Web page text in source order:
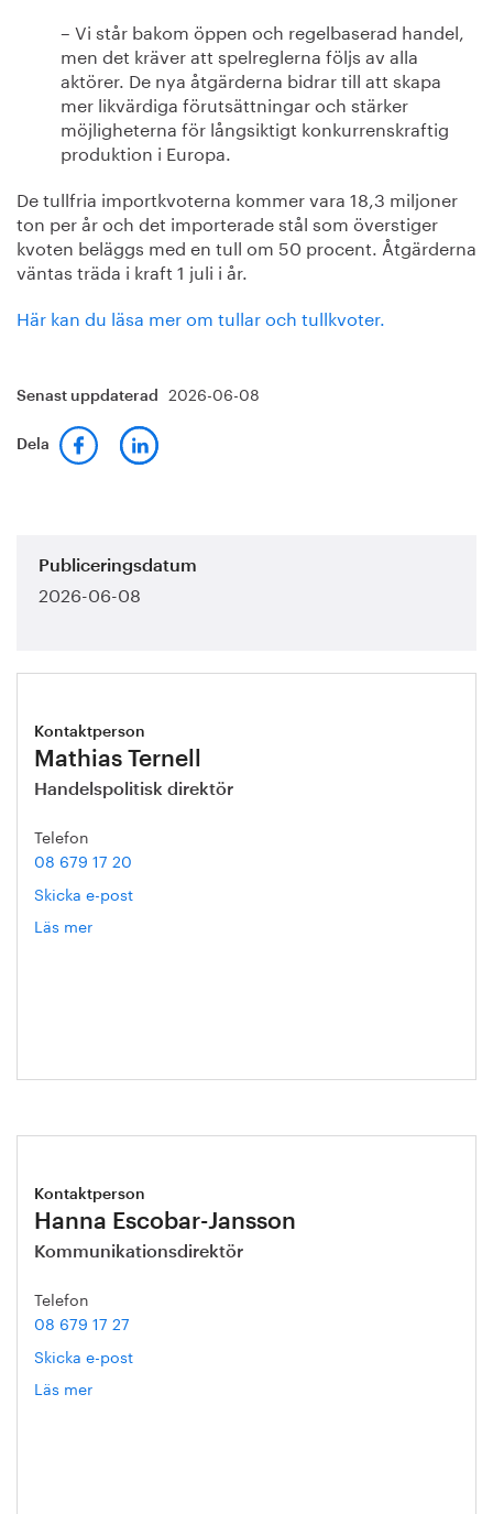
– Vi står bakom öppen och regelbaserad handel,
men det kräver att spelreglerna följs av alla
aktörer. De nya åtgärderna bidrar till att skapa
mer likvärdiga förutsättningar och stärker
möjligheterna för långsiktigt konkurrenskraftig
produktion i Europa.
De tullfria importkvoterna kommer vara 18,3 miljoner
ton per år och det importerade stål som överstiger
kvoten beläggs med en tull om 50 procent. Åtgärderna
väntas träda i kraft 1 juli i år.
Här kan du läsa mer om tullar och tullkvoter.
Senast uppdaterad 2026-06-08
Dela
Publiceringsdatum
2026-06-08
Kontaktperson
Mathias Ternell
Handelspolitisk direktör
Telefon
08 679 17 20
Skicka e-post
Läs mer
Kontaktperson
Hanna Escobar-Jansson
Kommunikationsdirektör
Telefon
08 679 17 27
Skicka e-post
Läs mer